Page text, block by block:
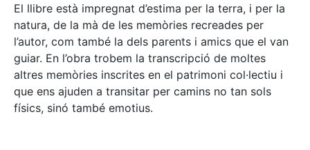
El llibre està impregnat d’estima per la terra, i per la
natura, de la mà de les memòries recreades per
l’autor, com també la dels parents i amics que el van
guiar. En l’obra trobem la transcripció de moltes
altres memòries inscrites en el patrimoni col·lectiu i
que ens ajuden a transitar per camins no tan sols
físics, sinó també emotius.